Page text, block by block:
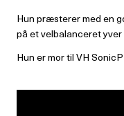
Hun præsterer med en
på et velbalanceret
Hun er mor til VH